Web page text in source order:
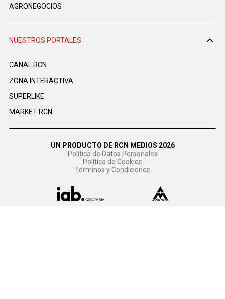
AGRONEGOCIOS
NUESTROS PORTALES
CANAL RCN
ZONA INTERACTIVA
SUPERLIKE
MARKET RCN
UN PRODUCTO DE RCN MEDIOS 2026
Política de Datos Personales
Política de Cookies
Términos y Condiciones